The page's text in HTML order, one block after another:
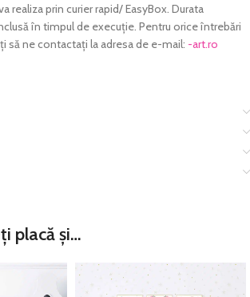
realiza prin curier rapid/ EasyBox. Durata
în timpul de execuție. Pentru orice întrebări
să ne contactați la adresa de e-mail: or.tra-
placă și…